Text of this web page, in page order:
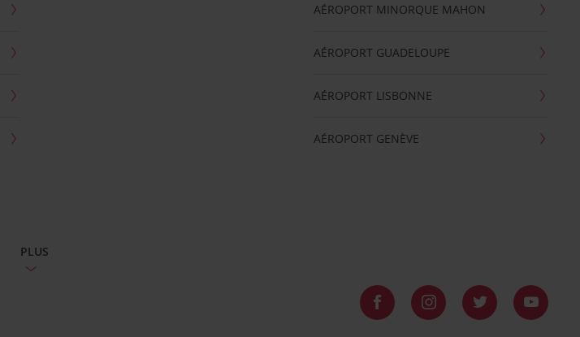
AÉROPORT MINORQUE MAHON
AÉROPORT GUADELOUPE
AÉROPORT LISBONNE
AÉROPORT GENÈVE
PLUS